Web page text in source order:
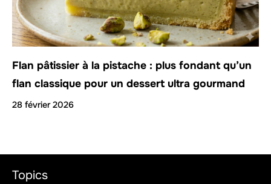
Flan pâtissier à la pistache : plus fondant qu’un
flan classique pour un dessert ultra gourmand
28 février 2026
Topics